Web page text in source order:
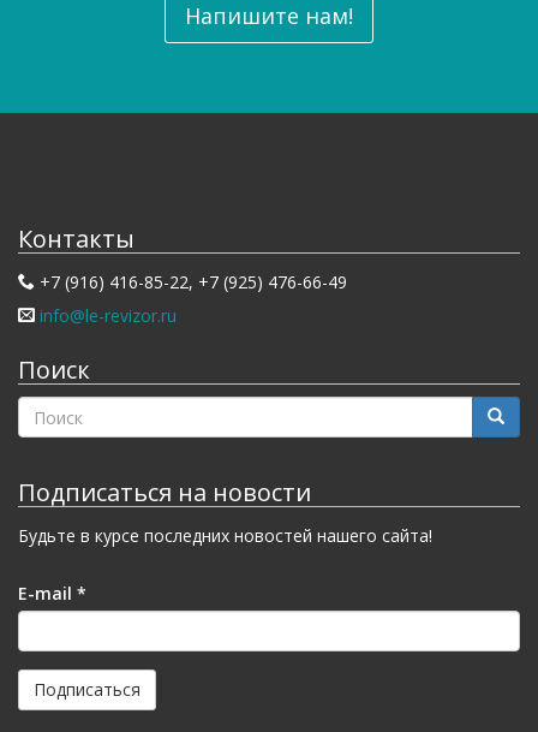
Напишите нам!
Контакты
+7 (916) 416-85-22, +7 (925) 476-66-49
info@le-revizor.ru
Поиск
ФОРМА
ПОИСКА
Подписаться на новости
Будьте в курсе последних новостей нашего сайта!
E-mail *
Подписаться